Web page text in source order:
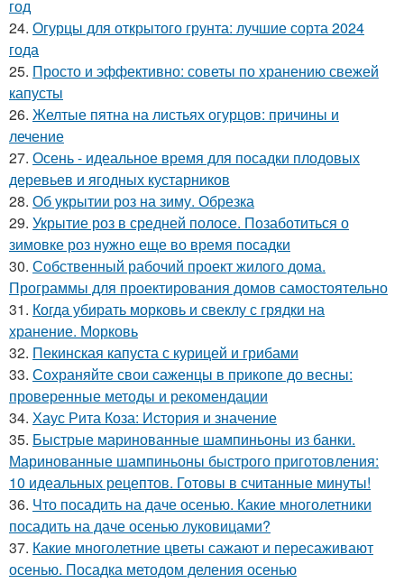
год
24. Огурцы для открытого грунта: лучшие сорта 2024
года
25. Просто и эффективно: советы по хранению свежей
капусты
26. Желтые пятна на листьях огурцов: причины и
лечение
27. Осень - идеальное время для посадки плодовых
деревьев и ягодных кустарников
28. Об укрытии роз на зиму. Обрезка
29. Укрытие роз в средней полосе. Позаботиться о
зимовке роз нужно еще во время посадки
30. Собственный рабочий проект жилого дома.
Программы для проектирования домов самостоятельно
31. Когда убирать морковь и свеклу с грядки на
хранение. Морковь
32. Пекинская капуста с курицей и грибами
33. Сохраняйте свои саженцы в прикопе до весны:
проверенные методы и рекомендации
34. Хаус Рита Коза: История и значение
35. Быстрые маринованные шампиньоны из банки.
Маринованные шампиньоны быстрого приготовления:
10 идеальных рецептов. Готовы в считанные минуты!
36. Что посадить на даче осенью. Какие многолетники
посадить на даче осенью луковицами?
37. Какие многолетние цветы сажают и пересаживают
осенью. Посадка методом деления осенью